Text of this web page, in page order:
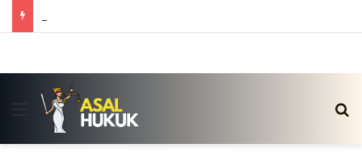
Menü